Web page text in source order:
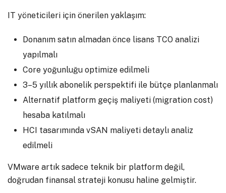
IT yöneticileri için önerilen yaklaşım:
Donanım satın almadan önce lisans TCO analizi
yapılmalı
Core yoğunluğu optimize edilmeli
3–5 yıllık abonelik perspektifi ile bütçe planlanmalı
Alternatif platform geçiş maliyeti (migration cost)
hesaba katılmalı
HCI tasarımında vSAN maliyeti detaylı analiz
edilmeli
VMware artık sadece teknik bir platform değil,
doğrudan finansal strateji konusu haline gelmiştir.